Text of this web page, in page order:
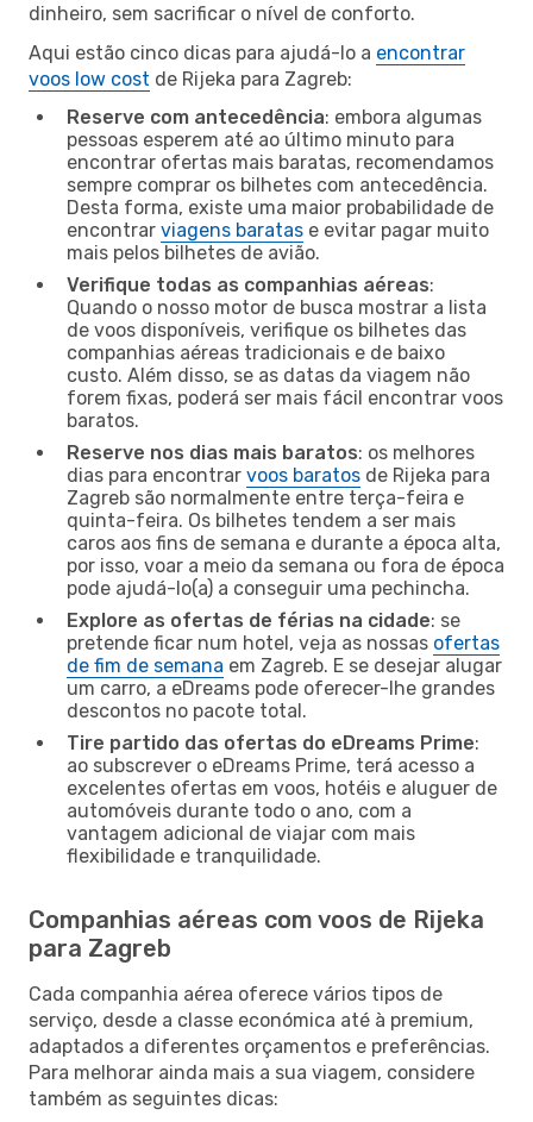
dinheiro, sem sacrificar o nível de conforto.
Aqui estão cinco dicas para ajudá-lo a encontrar
voos low cost de Rijeka para Zagreb:
Reserve com antecedência: embora algumas
pessoas esperem até ao último minuto para
encontrar ofertas mais baratas, recomendamos
sempre comprar os bilhetes com antecedência.
Desta forma, existe uma maior probabilidade de
encontrar viagens baratas e evitar pagar muito
mais pelos bilhetes de avião.
Verifique todas as companhias aéreas:
Quando o nosso motor de busca mostrar a lista
de voos disponíveis, verifique os bilhetes das
companhias aéreas tradicionais e de baixo
custo. Além disso, se as datas da viagem não
forem fixas, poderá ser mais fácil encontrar voos
baratos.
Reserve nos dias mais baratos: os melhores
dias para encontrar voos baratos de Rijeka para
Zagreb são normalmente entre terça-feira e
quinta-feira. Os bilhetes tendem a ser mais
caros aos fins de semana e durante a época alta,
por isso, voar a meio da semana ou fora de época
pode ajudá-lo(a) a conseguir uma pechincha.
Explore as ofertas de férias na cidade: se
pretende ficar num hotel, veja as nossas ofertas
de fim de semana em Zagreb. E se desejar alugar
um carro, a eDreams pode oferecer-lhe grandes
descontos no pacote total.
Tire partido das ofertas do eDreams Prime:
ao subscrever o eDreams Prime, terá acesso a
excelentes ofertas em voos, hotéis e aluguer de
automóveis durante todo o ano, com a
vantagem adicional de viajar com mais
flexibilidade e tranquilidade.
Companhias aéreas com voos de Rijeka
para Zagreb
Cada companhia aérea oferece vários tipos de
serviço, desde a classe económica até à premium,
adaptados a diferentes orçamentos e preferências.
Para melhorar ainda mais a sua viagem, considere
também as seguintes dicas: